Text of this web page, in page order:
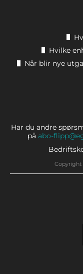
Hvilke
Når blir nye
Har du andre
på abo-
Copyright